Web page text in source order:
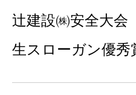
辻建設㈱安全大
生スローガン優秀